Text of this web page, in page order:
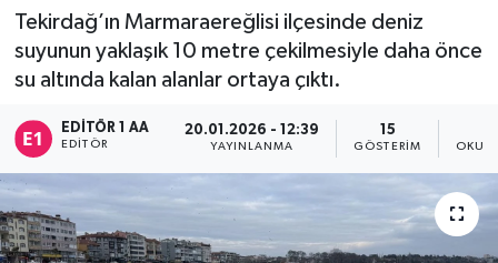
Tekirdağ’ın Marmaraereğlisi ilçesinde deniz
suyunun yaklaşık 10 metre çekilmesiyle daha önce
su altında kalan alanlar ortaya çıktı.
EDITÖR 1 AA
EDITÖR
20.01.2026 - 12:39
YAYINLANMA
15
GÖSTERIM
Ekonomi
Genel
Gündem
Sağlık
Son Dakika Haberleri
Haber Arşivi